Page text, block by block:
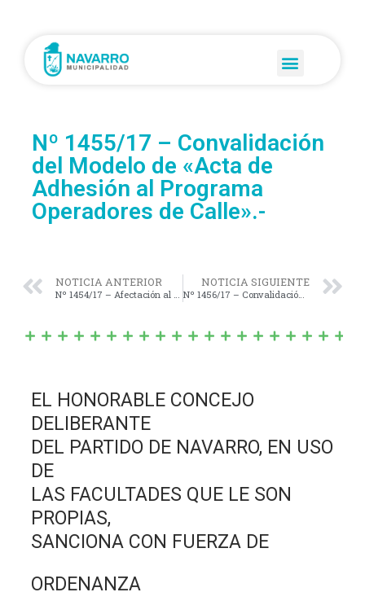
Nº 1455/17 – Convalidación
del Modelo de «Acta de
Adhesión al Programa
Operadores de Calle».-
NOTICIA ANTERIOR
Nº 1454/17 – Afectación al Programa Familia Propietaria del Inmueble: Circ. I; Sec. C; Qta. 40; Mz. 40c; Parcela 2 en Calle 44 e/ 21 y 23.-
NOTICIA SIGUIENTE
Nº 1456/17 – Convalidación del «Convenio de Colaboración entre la Municipalidad de Navarro y Provincia Microempresas S.A.» (Préstamos a Microemprendedores del Banco Provincia).-
EL HONORABLE CONCEJO
DELIBERANTE
DEL PARTIDO DE NAVARRO, EN USO
DE
LAS FACULTADES QUE LE SON
PROPIAS,
SANCIONA CON FUERZA DE
ORDENANZA